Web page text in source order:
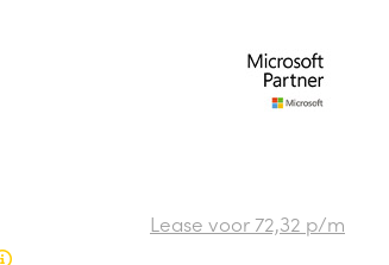
Lease voor 72,32 p/m